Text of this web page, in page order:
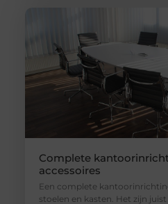
Complete
accessoires
Een complete
stoelen en kasten. Het zijn